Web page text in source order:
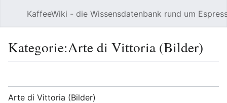
KaffeeWiki - die Wissensdatenbank rund um
Kategorie:Arte di Vittoria (Bilder)
Arte di Vittoria (Bilder)